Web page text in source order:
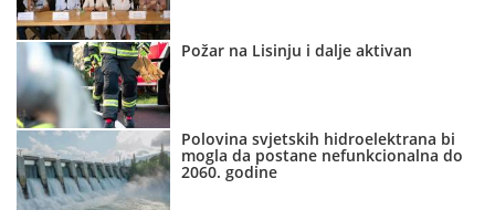
Požar na Lisinju i dalje aktivan
Polovina svjetskih hidroelektrana bi
mogla da postane nefunkcionalna do
2060. godine